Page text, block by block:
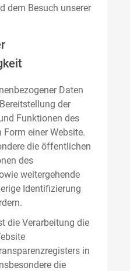
dem Besuch unserer
Daten
der
Funktionen des
einer Website.
die öffentlichen
des
weitergehende
Identifizierung
die Verarbeitung die
in
die